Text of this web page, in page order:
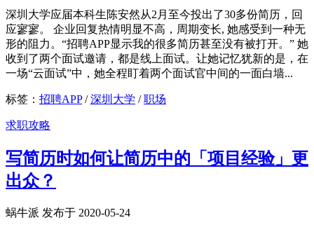
深圳大学应届本科生陈安然从2月至今投出了30多份简历，回
应寥寥。 企业回复热情明显不高，周期变长, 她感受到一种无
形的阻力。“招聘APP显示我的很多简历甚至没有被打开。” 她
收到了两个面试邀请，都是线上面试。让她记忆犹新的是，在
一场“云面试”中，她全程盯着两个面试官中间的一面白墙...
标签： 招聘APP/深圳大学 /职场
求职攻略
写简历时如何让简历中的「项目经验」更
出众？
蜗牛派 发布于 2020-05-24